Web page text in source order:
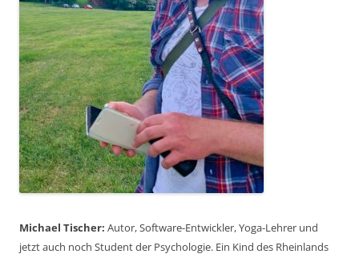
Michael Tischer: Autor, Software-Entwickler, Yoga-Lehrer und
jetzt auch noch Student der Psychologie. Ein Kind des Rheinlands